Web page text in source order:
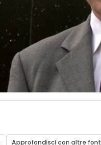
Approfondisci con altre